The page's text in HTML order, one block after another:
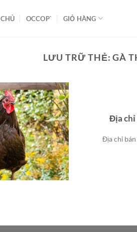
OCCOP` GIỎ HÀNG
LƯU TRỮ THẺ:GÀ
Địa chỉ
Địa chỉ